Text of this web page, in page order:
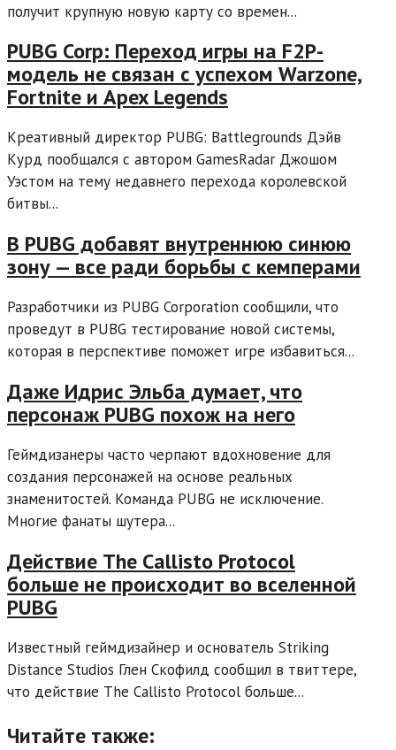
получит крупную новую карту со времен...
PUBG Corp: Переход игры на F2P-
модель не связан с успехом Warzone,
Fortnite и Apex Legends
Креативный директор PUBG: Battlegrounds Дэйв
Курд пообщался с автором GamesRadar Джошом
Уэстом на тему недавнего перехода королевской
битвы...
В PUBG добавят внутреннюю синюю
зону — все ради борьбы с кемперами
Разработчики из PUBG Corporation сообщили, что
проведут в PUBG тестирование новой системы,
которая в перспективе поможет игре избавиться...
Даже Идрис Эльба думает, что
персонаж PUBG похож на него
Геймдизанеры часто черпают вдохновение для
создания персонажей на основе реальных
знаменитостей. Команда PUBG не исключение.
Многие фанаты шутера...
Действие The Callisto Protocol
больше не происходит во вселенной
PUBG
Известный геймдизайнер и основатель Striking
Distance Studios Глен Скофилд сообщил в твиттере,
что действие The Callisto Protocol больше...
Читайте также: